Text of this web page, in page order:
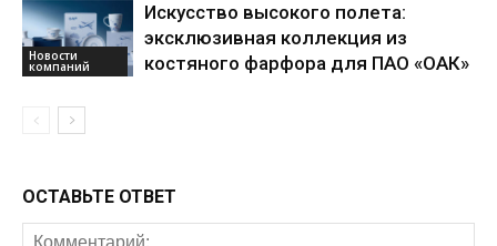
Новости
компаний
Искусство высокого полета:
эксклюзивная коллекция из
костяного фарфора для ПАО «ОАК»
ОСТАВЬТЕ ОТВЕТ